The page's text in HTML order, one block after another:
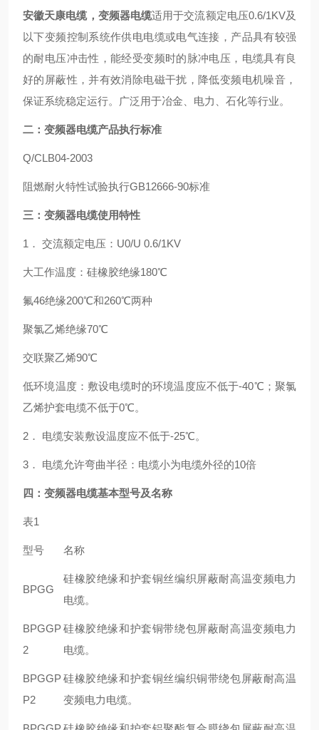
安徽天康电缆，变频器电缆适用于交流额定电压0.6/1KV及
以下变频控制系统作供电电缆或电气连接，产品具有较强
的耐电压冲击性，能经受变频时的脉冲电压，电缆具有良
好的屏蔽性，并有效消除电磁干扰，降低变频电机噪音，
保证系统稳定运行。广泛用于冶金、电力、石化等行业。
二： 变频器电缆产品执行标准
Q/CLB04-2003
阻燃耐火特性试验执行GB12666-90标准
三： 变频器电缆使用特性
1． 交流额定电压：U0/U 0.6/1KV
大工作温度：硅橡胶绝缘180℃
氟46绝缘200℃和260℃两种
聚氯乙烯绝缘70℃
交联聚乙烯90℃
低环境温度：敷设电缆时的环境温度应不低于-40℃；聚氯
乙烯护套电缆不低于0℃。
2． 电缆安装敷设温度应不低于-25℃。
3． 电缆允许弯曲半径：电缆小为电缆外径的10倍
四： 变频器电缆基本型号及名称
表1
型号 名称
BPGG
硅橡胶绝缘和护套铜丝编织屏蔽耐高温变频电力
电缆。
BPGGP
2
硅橡胶绝缘和护套铜带绕包屏蔽耐高温变频电力
电缆。
BPGGP
P2
硅橡胶绝缘和护套铜丝编织铜带绕包屏蔽耐高温
变频电力电缆。